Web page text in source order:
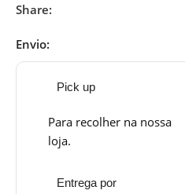
Share:
Envio:
Pick up
Para recolher na nossa
loja.
Entrega por